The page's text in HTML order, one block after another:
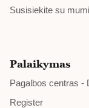
Susisiekite su
Palaikymas
Pagalbos centras -
Register